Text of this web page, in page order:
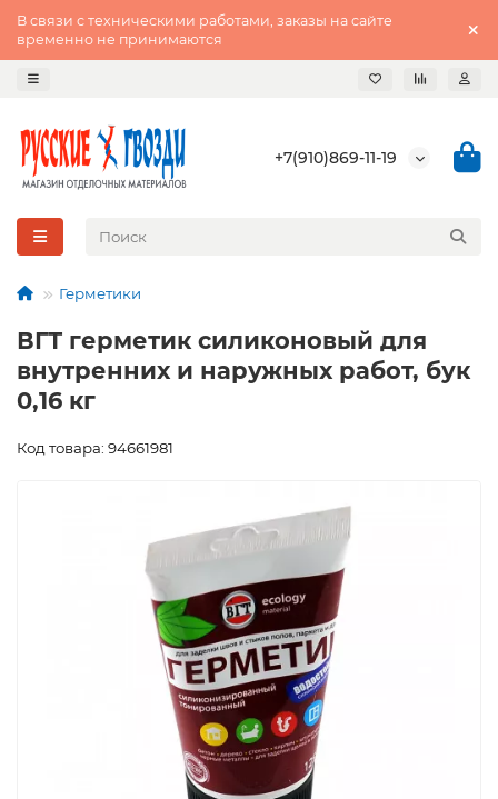
В связи с техническими работами, заказы на сайте
временно не принимаются
+7(910)869-11-19
Герметики
ВГТ герметик силиконовый для
внутренних и наружных работ, бук
0,16 кг
Код товара: 94661981